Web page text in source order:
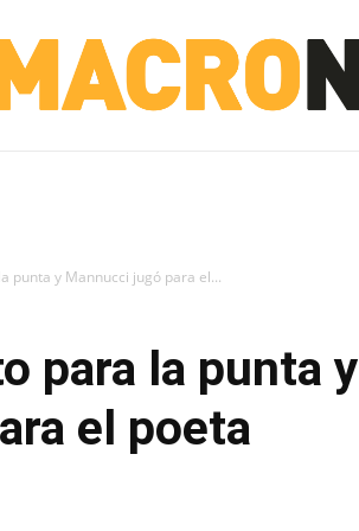
punta y Mannucci jugó para el...
para la punta y
el poeta